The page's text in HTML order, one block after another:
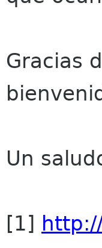
Gracias
Un
[1]